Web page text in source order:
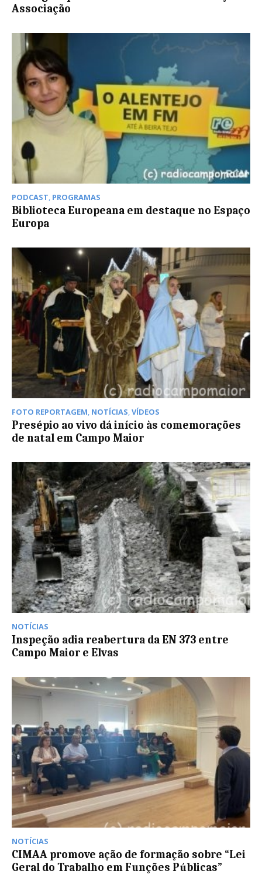
Associação
PODCAST, PROGRAMAS
Biblioteca Europeana em destaque no Espaço
Europa
FOTO REPORTAGEM, NOTÍCIAS,VÍDEOS
Presépio ao vivo dá início às comemorações
de natal em Campo Maior
NOTÍCIAS
Inspeção adia reabertura da EN 373 entre
Campo Maior e Elvas
NOTÍCIAS
CIMAA promove ação de formação sobre “Lei
Geral do Trabalho em Funções Públicas”